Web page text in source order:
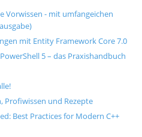
Vorwissen - mit umfangeichen
mit Entity Framework Core 7.0
5 – das Praxishandbuch
Profiwissen und Rezepte
Best Practices for Modern C++